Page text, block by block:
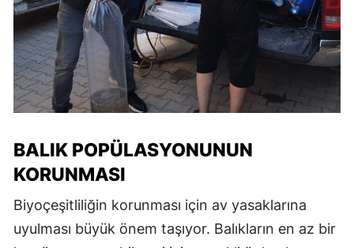
BALIK POPÜLASYONUNUN
KORUNMASI
Biyoçeşitliliğin korunması için av yasaklarına
uyulması büyük önem taşıyor. Balıkların en az bir